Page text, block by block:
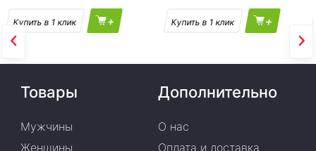
+ +
Товары
Мужчины
Женщины
Дополнительно
О нас
Оплата и доставка